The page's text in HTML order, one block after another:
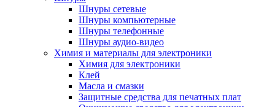
Шнуры сетевые
Шнуры компьютерные
Шнуры телефонные
Шнуры аудио-видео
Химия и материалы для электроники
Химия для электроники
Клей
Масла и смазки
Защитные средства для печатных плат